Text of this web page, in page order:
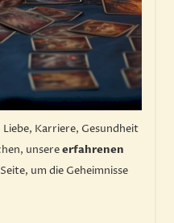
Karriere, Gesundheit
unsereerfahrenen
um die Geheimnisse